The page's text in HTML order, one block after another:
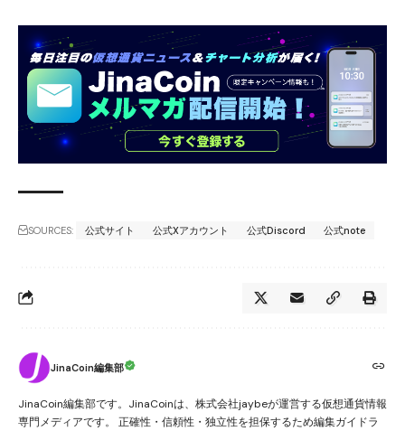
SOURCES: 公式サイト 公式Xアカウント 公式Discord 公式note
JinaCoin編集部
JinaCoin編集部です。JinaCoinは、株式会社jaybeが運営する仮想通貨情報
専門メディアです。 正確性・信頼性・独立性を担保するため編集ガイドラ